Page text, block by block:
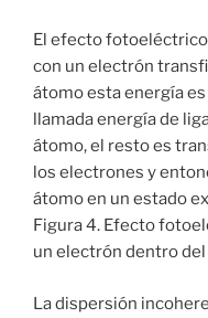
El efecto
con un electrón
átomo esta energía
llamada energía de
átomo, el resto es
los electrones y
átomo en un estado
Figura 4. Efecto
un electrón dentro del
La dispersión